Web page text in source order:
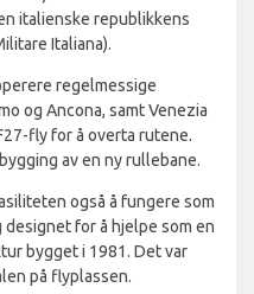
italienske republikkens
Italiana).
regelmessige
og Ancona, samt Venezia
fly for å overta rutene.
av en ny rullebane.
også å fungere som
for å hjelpe som en
bygget i 1981. Det var
på flyplassen.